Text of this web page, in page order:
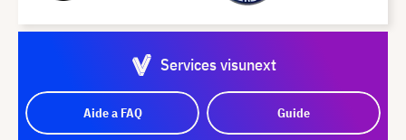
Services visunext
Aide a FAQ Guide